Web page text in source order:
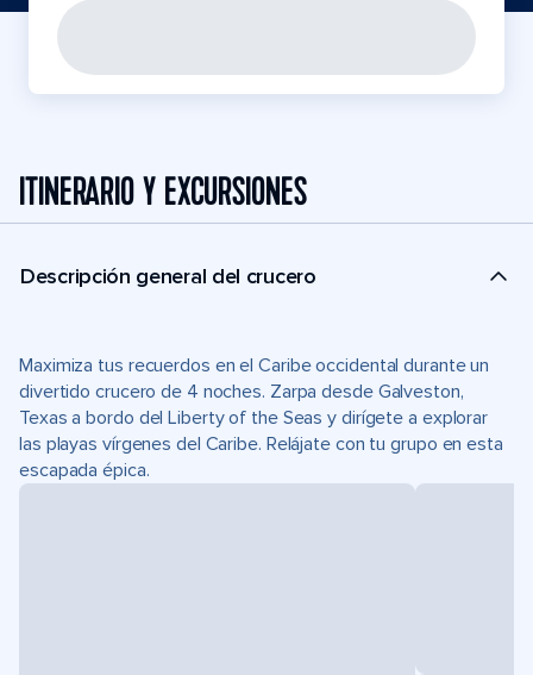
ITINERARIO Y EXCURSIONES
Descripción general del crucero
Maximiza tus recuerdos en el Caribe occidental durante un
divertido crucero de 4 noches. Zarpa desde Galveston,
Texas a bordo del Liberty of the Seas y dirígete a explorar
las playas vírgenes del Caribe. Relájate con tu grupo en esta
escapada épica.